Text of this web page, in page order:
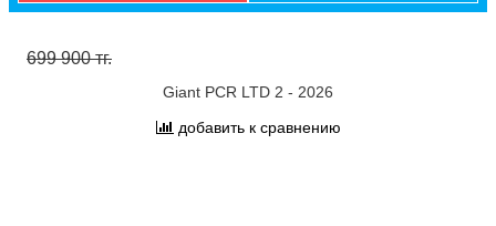
699 900 тг.
Giant PCR LTD 2 - 2026
добавить к сравнению